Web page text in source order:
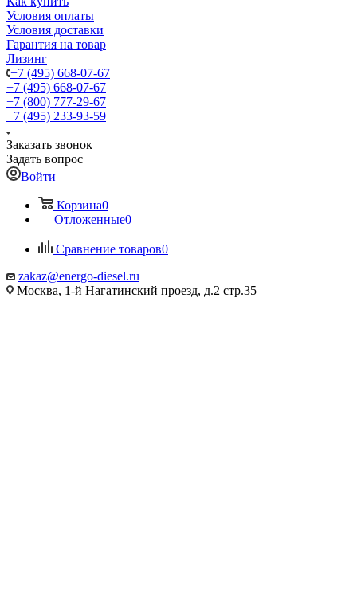
Условия оплаты
Условия доставки
Гарантия на товар
Лизинг
+7 (495) 668-07-67
+7 (495) 668-07-67
+7 (800) 777-29-67
+7 (495) 233-93-59
Заказать звонок
Задать вопрос
Войти
Корзина0
Отложенные0
Сравнение товаров0
zakaz@energo-diesel.ru
Москва, 1-й Нагатинский проезд, д.2 стр.35